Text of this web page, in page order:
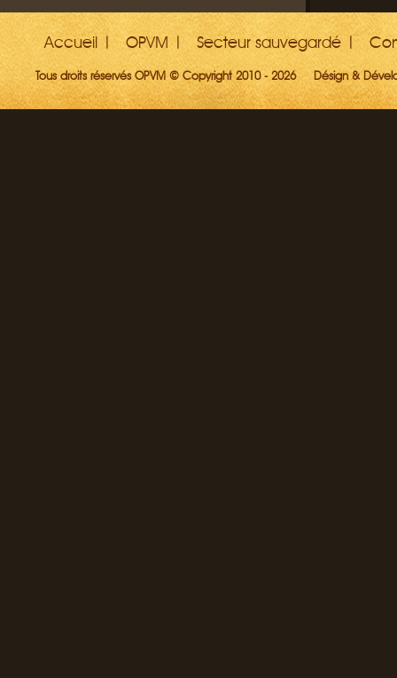
Accueil OPVM Secteur sauvegardé
Tous droits réservés OPVM © Copyright 2010 - 2026 Désign &